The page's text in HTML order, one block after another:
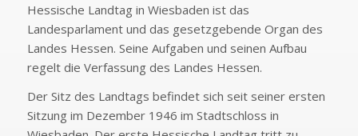
Hessische Landtag in Wiesbaden ist das
Landesparlament und das gesetzgebende Organ des
Landes Hessen. Seine Aufgaben und seinen Aufbau
regelt die Verfassung des Landes Hessen.
Der Sitz des Landtags befindet sich seit seiner ersten
Sitzung im Dezember 1946 im Stadtschloss in